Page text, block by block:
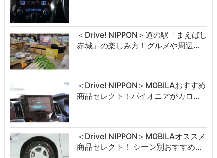
＜Drive! NIPPON＞道の駅「まえばし
赤城」の楽しみ方！グルメや周辺…
＜Drive! NIPPON＞MOBILAおすすめ
商品セレクト！パイオニアがカロ…
＜Drive! NIPPON＞MOBILAオススメ
商品セレクト！ シーン別おすすめ…